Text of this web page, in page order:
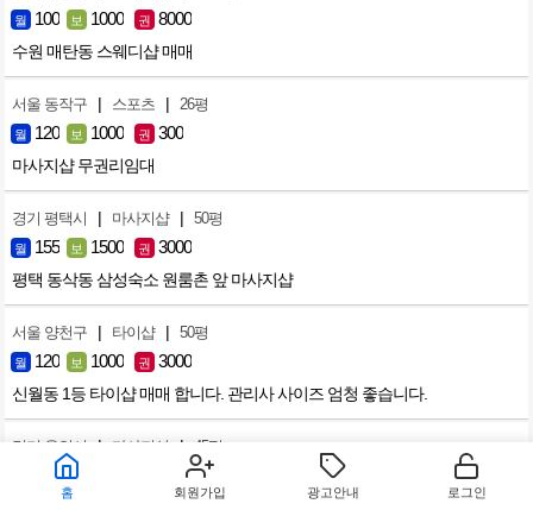
월 100 보 1000 권 8000
수원 매탄동 스웨디샵 매매
서울 동작구 | 스포츠 | 26평
월 120 보 1000 권 300
마사지샵 무권리임대
경기 평택시 | 마사지샵 | 50평
월 155 보 1500 권 3000
평택 동삭동 삼성숙소 원룸촌 앞 마사지샵
서울 양천구 | 타이샵 | 50평
월 120 보 1000 권 3000
신월동 1등 타이샵 매매 합니다. 관리사 사이즈 엄청 좋습니다.
경기 용인시 | 마사지샵 | 45평
100 보 4000
홈 회원가입 광고안내 로그인